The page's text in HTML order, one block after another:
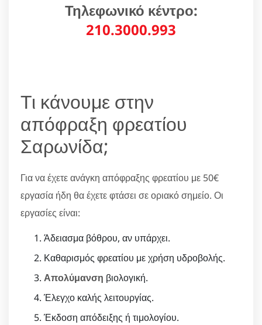
Τηλεφωνικό κέντρο:
210.3000.993
Τι κάνουμε στην
απόφραξη φρεατίου
Σαρωνίδα;
Για να έχετε ανάγκη απόφραξης φρεατίου με 50€
εργασία ήδη θα έχετε φτάσει σε οριακό σημείο. Οι
εργασίες είναι:
Άδειασμα βόθρου, αν υπάρχει.
Καθαρισμός φρεατίου με χρήση υδροβολής.
Απολύμανση βιολογική.
Έλεγχο καλής λειτουργίας.
Έκδοση απόδειξης ή τιμολογίου.